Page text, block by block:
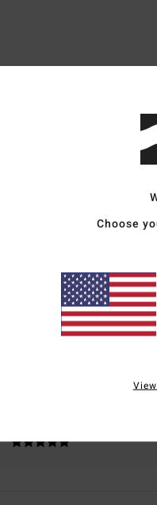
qualité / prix
Choose